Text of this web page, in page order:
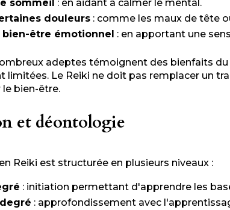
sommeil : en aidant à calmer le mental.
douleurs : comme les maux de tête
bien-être émotionnel : en apportant une
adeptes témoignent des bienfaits
limitées. Le Reiki ne doit pas remplacer un
bien-être.
et déontologie
Reiki est structurée en plusieurs niveaux :
: initiation permettant d'apprendre les
: approfondissement avec